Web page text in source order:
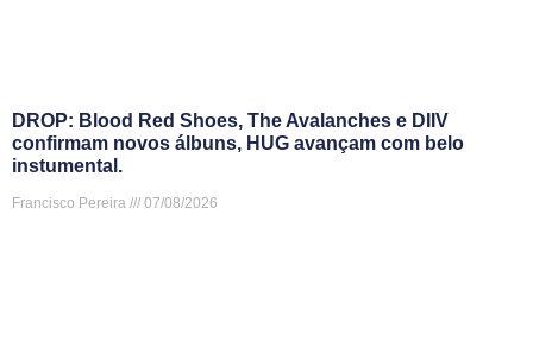
DROP: Blood Red Shoes, The Avalanches e DIIV
confirmam novos álbuns, HUG avançam com belo
instumental.
Francisco Pereira 07/08/2026